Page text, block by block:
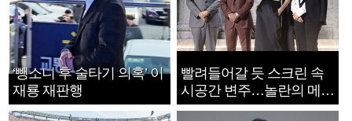
‘뺑소니 후 술타기 의혹’ 이
재룡 재판행
빨려들어갈 듯 스크린 속
시공간 변주…놀란의 메시
지는 ‘전쟁 속죄’